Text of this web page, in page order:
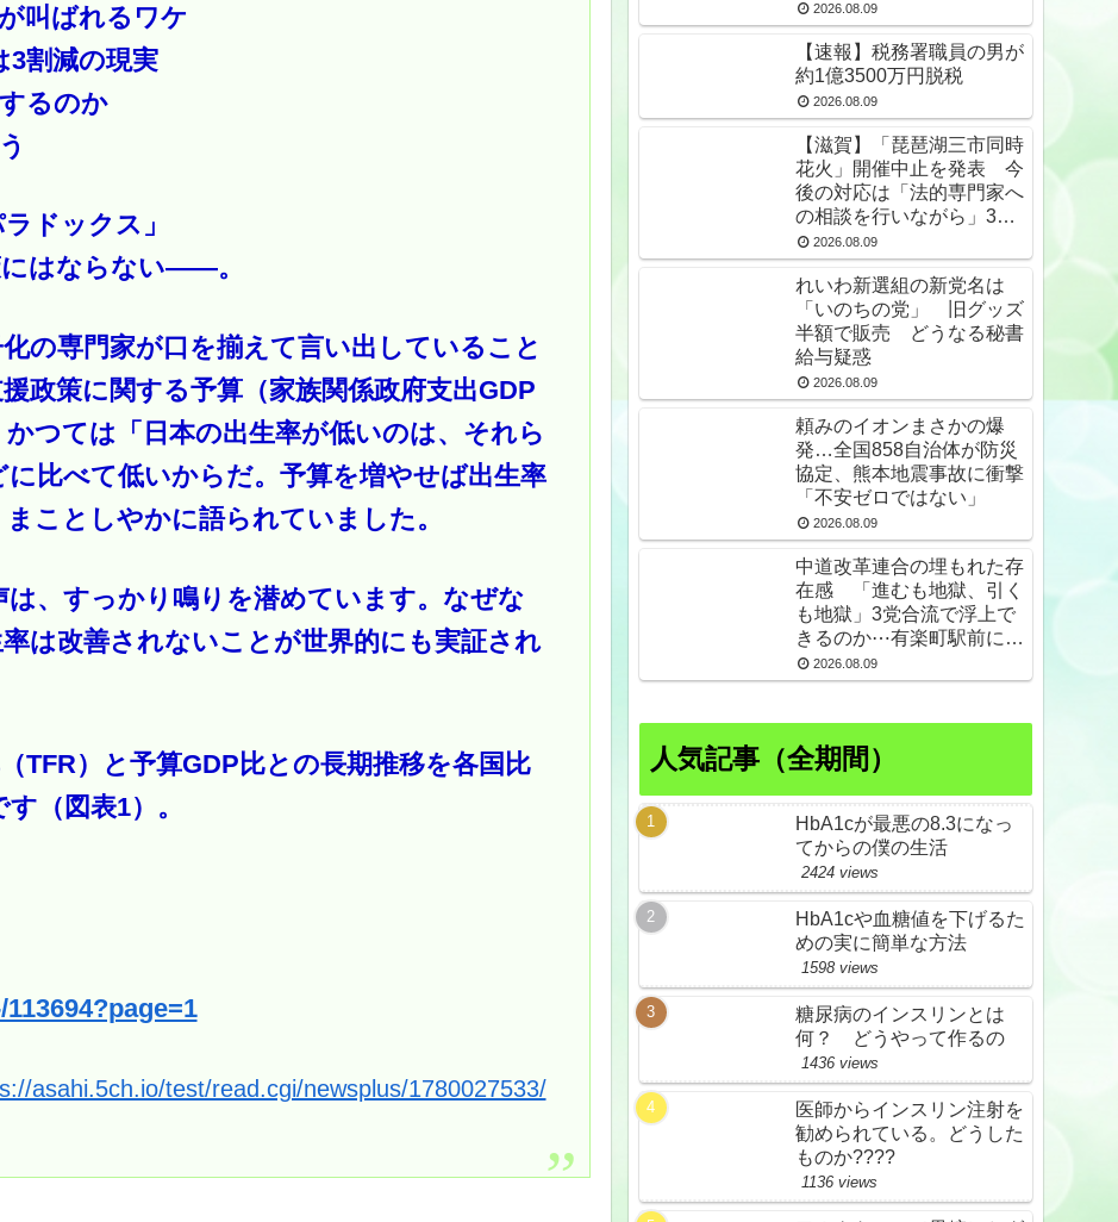
叫ばれるワケ
割減の現実
るのか
ドックス」
はならない――。
の専門家が口を揃えて言い出していること
政策に関する予算（家族関係政府支出GDP
つては「日本の出生率が低いのは、それら
比べて低いからだ。予算を増やせば出生率
ことしやかに語られていました。
、すっかり鳴りを潜めています。なぜな
は改善されないことが世界的にも実証され
TFR）と予算GDP比との長期推移を各国比
（図表1）。
asahi.5ch.io/test/read.cgi/newsplus/1780027533/
れで日常的に暴行」 岬町
2026.08.09
【速報】税務署職員の男が
約1億3500万円脱税
2026.08.09
【滋賀】「琵琶湖三市同時
花火」開催中止を発表 今
後の対応は「法的専門家へ
の相談を行いながら」3市
が関与否定
2026.08.09
れいわ新選組の新党名は
「いのちの党」 旧グッズ
半額で販売 どうなる秘書
給与疑惑
2026.08.09
頼みのイオンまさかの爆
発…全国858自治体が防災
協定、熊本地震事故に衝撃
「不安ゼロではない」
2026.08.09
中道改革連合の埋もれた存
在感 「進むも地獄、引く
も地獄」3党合流で浮上で
きるのか⋯有楽町駅前に数
百人の支持者ら
2026.08.09
人気記事（全期間）
HbA1cが最悪の8.3になっ
てからの僕の生活
2424 views
HbA1cや血糖値を下げるた
めの実に簡単な方法
1598 views
糖尿病のインスリンとは
何？ どうやって作るの
1436 views
医師からインスリン注射を
勧められている。どうした
ものか????
1136 views